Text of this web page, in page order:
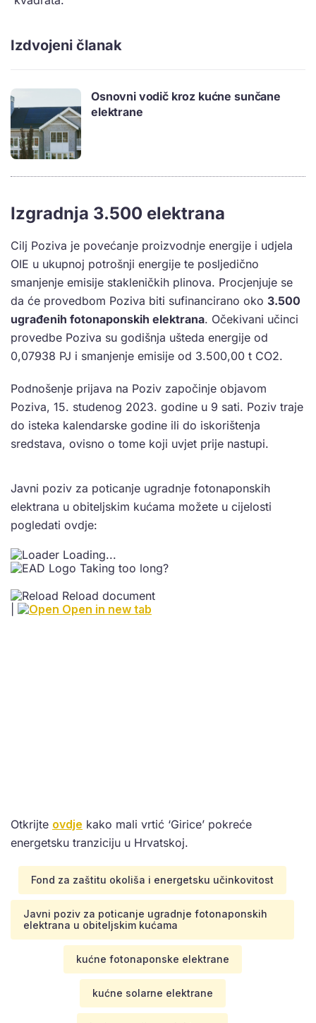
Izdvojeni članak
Osnovni vodič kroz kućne sunčane
elektrane
Izgradnja 3.500 elektrana
Cilj Poziva je povećanje proizvodnje energije i udjela
OIE u ukupnoj potrošnji energije te posljedično
smanjenje emisije stakleničkih plinova. Procjenjuje se
da će provedbom Poziva biti sufinancirano oko 3.500
ugrađenih fotonaponskih elektrana. Očekivani učinci
provedbe Poziva su godišnja ušteda energije od
0,07938 PJ i smanjenje emisije od 3.500,00 t CO2.
Podnošenje prijava na Poziv započinje objavom
Poziva, 15. studenog 2023. godine u 9 sati. Poziv traje
do isteka kalendarske godine ili do iskorištenja
sredstava, ovisno o tome koji uvjet prije nastupi.
Javni poziv za poticanje ugradnje fotonaponskih
elektrana u obiteljskim kućama možete u cijelosti
pogledati ovdje:
Loading...
Taking too long?
Reload document
Open in new tab
Otkrijte ovdje kako mali vrtić ‘Girice’ pokreće
energetsku tranziciju u Hrvatskoj.
Fond za zaštitu okoliša i energetsku učinkovitost
Javni poziv za poticanje ugradnje fotonaponskih
elektrana u obiteljskim kućama
kućne fotonaponske elektrane
kućne solarne elektrane